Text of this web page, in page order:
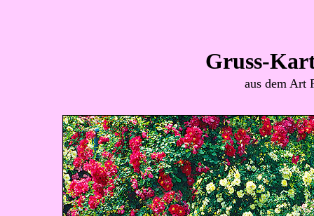
Gruss-
aus dem Art